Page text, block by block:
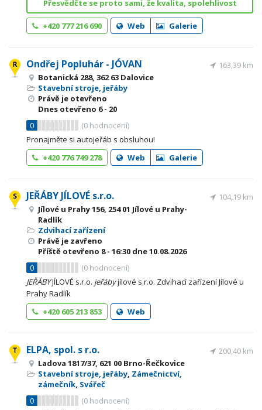
Přesvědčte se proto sami, že kvalita, spolehlivost
+420 777 216 690 Web Galerie
Ondřej Popluhár - JÓVAN
Botanická 288, 362 63 Dalovice
Stavební stroje, jeřáby
Právě je otevřeno
Dnes otevřeno 6 - 20
0
(0 hodnocení)
163,39 km
Pronajměte si autojeřáb s obsluhou!
+420 776 749 278
Web Galerie
JEŘÁBY JÍLOVÉ s.r.o.
Jílové u Prahy 156, 254 01 Jílové u Prahy-
Radlík
Zdvihací zařízení
Právě je zavřeno
Příště otevřeno 8 - 16:30 dne 10.08.2026
0
(0 hodnocení)
104,19 km
JEŘÁBYJÍLOVÉ s.r.o. jeřábyjílové s.r.o. Zdvihací zařízení Jílové u
Prahy Radlík
+420 605 213 853
Web
ELPA, spol. s r.o.
Ladova 1817/37, 621 00 Brno-Řečkovice
Stavební stroje, jeřáby, Zámečnictví,
zámečník, Svářeč
0
(0 hodnocení)
200,40 km